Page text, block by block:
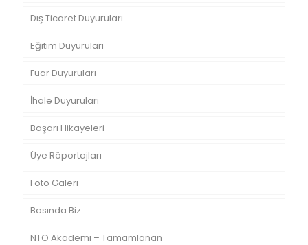
Dış Ticaret Duyuruları
Eğitim Duyuruları
Fuar Duyuruları
İhale Duyuruları
Başarı Hikayeleri
Üye Röportajları
Foto Galeri
Basında Biz
NTO Akademi – Tamamlanan